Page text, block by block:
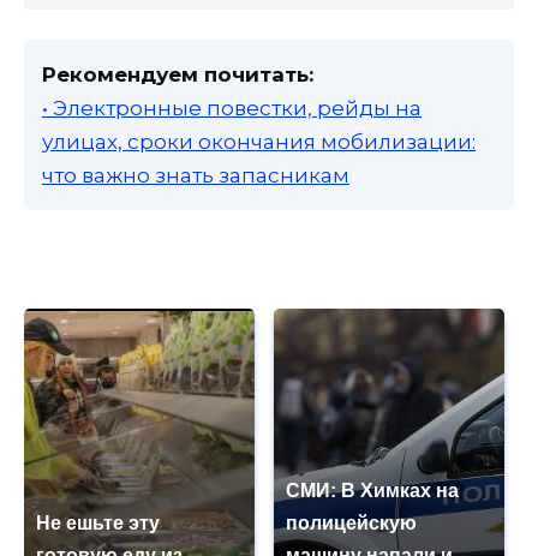
Рекомендуем почитать:
• Электронные повестки, рейды на
улицах, сроки окончания мобилизации:
что важно знать запасникам
Не ешьте эту
СМИ: В Химках на
полицейскую